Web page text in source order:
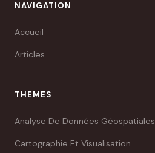
NAVIGATION
Accueil
Articles
THEMES
Analyse De Données Géospatiales
Cartographie Et Visualisation